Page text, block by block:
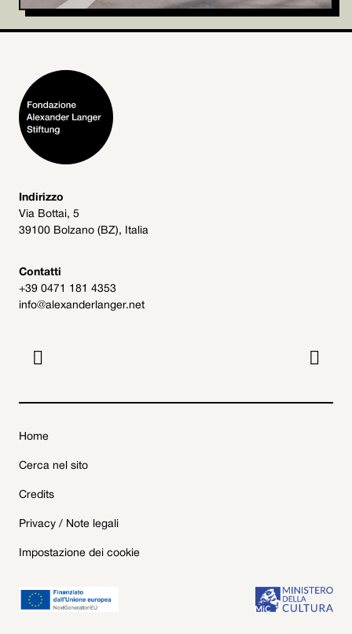
Indirizzo
Via Bottai, 5
39100 Bolzano (BZ), Italia
Contatti
+39 0471 181 4353
info@alexanderlanger.net
 
Home
Cerca nel sito
Credits
Privacy / Note legali
Impostazione dei cookie